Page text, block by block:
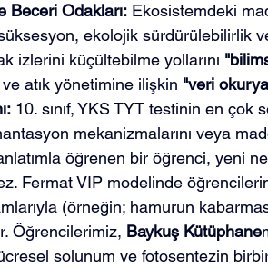
Beceri Odakları: Ekosistemdeki
ekolojik sürdürülebilirlik
izlerini küçültebilme yollarını
ve atık yönetimine ilişkin "veri
10. sınıf, YKS TYT testinin en çok
mekanizmalarını veya
öğrenen bir öğrenci, yeni
Fermat VIP modelinde
(örneğin; hamurun
Öğrencilerimiz, Baykuş Kütüphane
solunum ve fotosentezin